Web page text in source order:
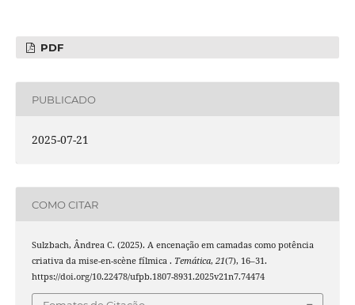
PDF
PUBLICADO
2025-07-21
COMO CITAR
Sulzbach, Ândrea C. (2025). A encenação em camadas como potência
criativa da mise-en-scène fílmica . Temática, 21(7), 16–31.
https://doi.org/10.22478/ufpb.1807-8931.2025v21n7.74474